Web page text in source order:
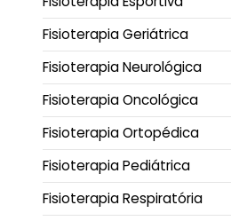
Fisioterapia Geriátrica
Fisioterapia Neurológica
Fisioterapia Oncológica
Fisioterapia Ortopédica
Fisioterapia Pediátrica
Fisioterapia Respiratória